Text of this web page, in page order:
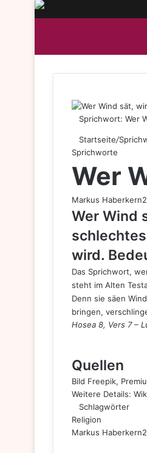
Sprichwort: Wer
Startseite/
Sprichworte
Wer
Markus Haberkern
Wer Wind
wird.
Das Sprichwort,
steht im Alten
Denn sie säen
bringen,
Hosea 8, Vers 7 –
Quellen
Bild Freepik,
Weitere Details: Wik
Schlagwörter
Religion
Markus Haberkern